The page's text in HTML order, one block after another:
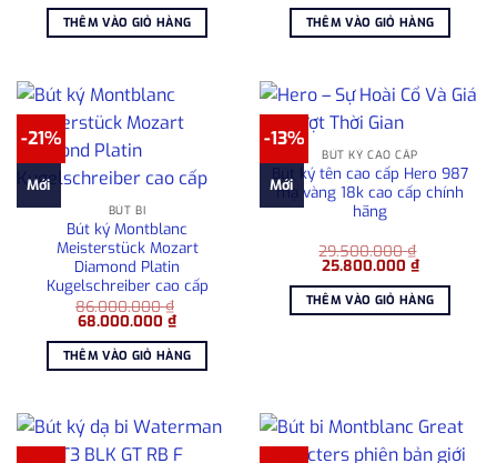
là:
12.950.000 ₫.
THÊM VÀO GIỎ HÀNG là:
7.950.000 ₫.
THÊM VÀO GIỎ HÀNG
-21%
Mới
BÚT BI
Bút ký Montblanc
Meisterstück Mozart
Diamond Platin
Kugelschreiber cao cấp
86.000.000₫
Giá
là:
86.000.000 ₫.
68.000.000 ₫Giá
hiện
tại
là:
68.000.000 ₫.
THÊM VÀO GIỎ HÀNG
-13%
Mới
BÚT KÝ CAO CẤP
Bút ký tên cao cấp Hero 987
mạ vàng 18k cao cấp chính
hãng
29.500.000₫
Giá
là:
29.500.000 ₫.
25.800.000 ₫Giá
hiện
tại
là:
THÊM VÀO GIỎ HÀNG